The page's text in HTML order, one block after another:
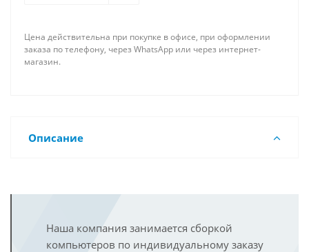
Цена действительна при покупке в офисе, при оформлении
заказа по телефону, через WhatsApp или через интернет-
магазин.
Описание
Наша компания занимается сборкой
компьютеров по индивидуальному заказу